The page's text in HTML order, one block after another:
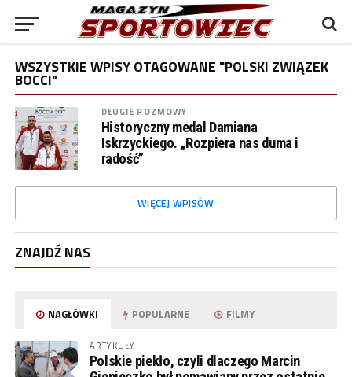
WSZYSTKIE WPISY OTAGOWANE "POLSKI ZWIĄZEK
BOCCI"
DŁUGIE ROZMOWY
Historyczny medal Damiana
Iskrzyckiego. „Rozpiera nas duma i
radość”
WIĘCEJ WPISÓW
ZNAJDŹ NAS
NAGŁÓWKI POPULARNE FILMY
ARTYKUŁY
Polskie piekło, czyli dlaczego Marcin